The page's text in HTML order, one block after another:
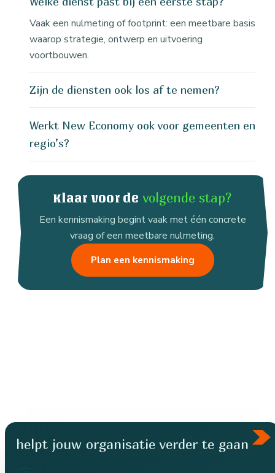
Vaak een nulmeting of footprint: een meetbare basis
waarop strategie, ontwerp en uitvoering
voortbouwen.
Zijn de diensten ook los af te nemen?
Werkt New Economy ook voor gemeenten en
regio’s?
Klaar voor de volgende stap?
Een kennismaking begint vaak met één concrete
vraag of een meetbare nulmeting.
Plan een kennismaking
helpt jouw organisatie verder te gaan